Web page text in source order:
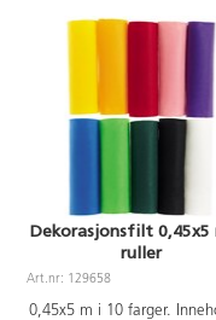
Dekorasjonsfilt 0,45x5
ruller
Art.nr: 129658
0,45x5 m i 10 farger.